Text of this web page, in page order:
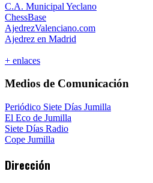
C.A. Municipal Yeclano
ChessBase
AjedrezValenciano.com
Ajedrez en Madrid
+ enlaces
Medios de Comunicación
Periódico Siete Días Jumilla
El Eco de Jumilla
Siete Días Radio
Cope Jumilla
Dirección